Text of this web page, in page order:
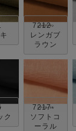
7212
レンガブ
ラウン
ク
7217
ソフトコ
ーラル